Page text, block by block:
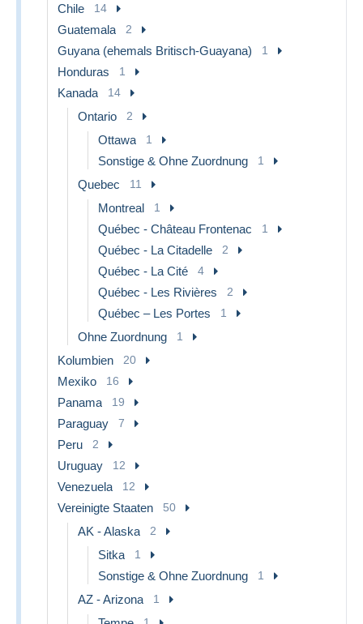
Chile 14
Guatemala 2
Guyana (ehemals Britisch-Guayana) 1
Honduras 1
Kanada 14
Ontario 2
Ottawa 1
Sonstige & Ohne Zuordnung 1
Quebec 11
Montreal 1
Québec - Château Frontenac 1
Québec - La Citadelle 2
Québec - La Cité 4
Québec - Les Rivières 2
Québec – Les Portes 1
Ohne Zuordnung 1
Kolumbien 20
Mexiko 16
Panama 19
Paraguay 7
Peru 2
Uruguay 12
Venezuela 12
Vereinigte Staaten 50
AK - Alaska 2
Sitka 1
Sonstige & Ohne Zuordnung 1
AZ - Arizona 1